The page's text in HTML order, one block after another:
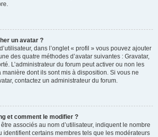
un avatar ?
dans l’onglet « profil » vous pouvez ajouter
des quatre méthodes d’avatar suivantes : Gravatar,
L’administrateur du forum peut activer ou non les
dont ils sont mis à disposition. Si vous ne
contactez un administrateur du forum.
et comment le modifier ?
associés au nom d’utilisateur, indiquent le nombre
identifient certains membres tels que les modérateurs